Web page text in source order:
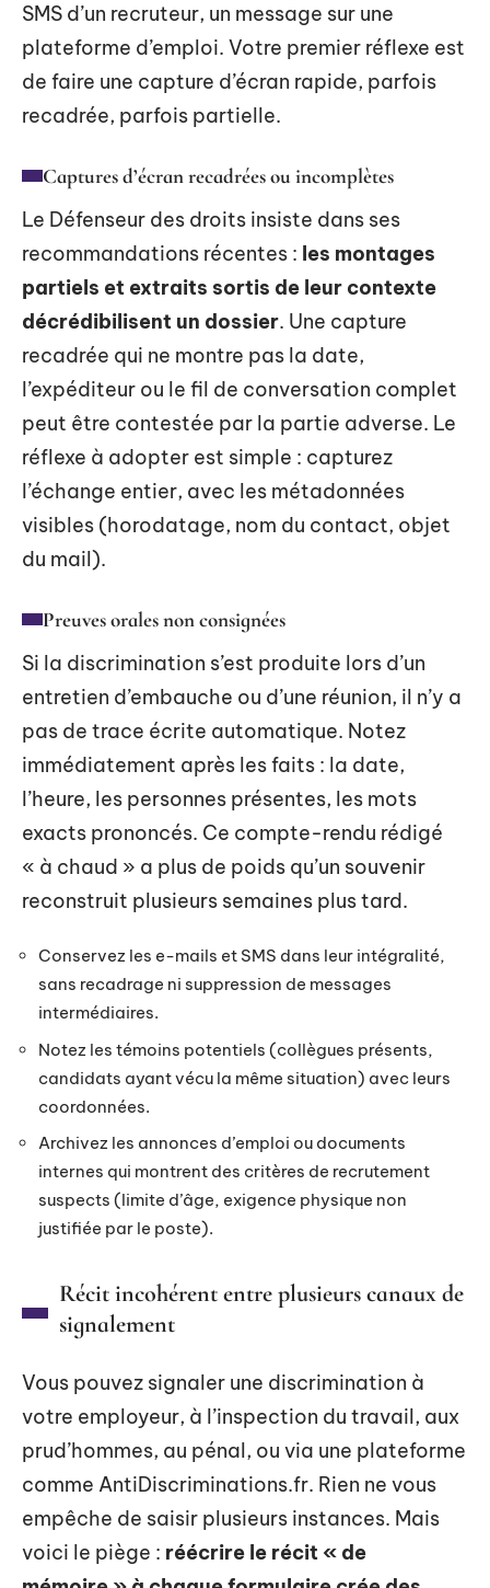
SMS d’un recruteur, un message sur une
plateforme d’emploi. Votre premier réflexe est
de faire une capture d’écran rapide, parfois
recadrée, parfois partielle.
Captures d’écran recadrées ou incomplètes
Le Défenseur des droits insiste dans ses
recommandations récentes : les montages
partiels et extraits sortis de leur contexte
décrédibilisent un dossier. Une capture
recadrée qui ne montre pas la date,
l’expéditeur ou le fil de conversation complet
peut être contestée par la partie adverse. Le
réflexe à adopter est simple : capturez
l’échange entier, avec les métadonnées
visibles (horodatage, nom du contact, objet
du mail).
Preuves orales non consignées
Si la discrimination s’est produite lors d’un
entretien d’embauche ou d’une réunion, il n’y a
pas de trace écrite automatique. Notez
immédiatement après les faits : la date,
l’heure, les personnes présentes, les mots
exacts prononcés. Ce compte-rendu rédigé
« à chaud » a plus de poids qu’un souvenir
reconstruit plusieurs semaines plus tard.
Conservez les e-mails et SMS dans leur intégralité,
sans recadrage ni suppression de messages
intermédiaires.
Notez les témoins potentiels (collègues présents,
candidats ayant vécu la même situation) avec leurs
coordonnées.
Archivez les annonces d’emploi ou documents
internes qui montrent des critères de recrutement
suspects (limite d’âge, exigence physique non
justifiée par le poste).
Récit incohérent entre plusieurs canaux de
signalement
Vous pouvez signaler une discrimination à
votre employeur, à l’inspection du travail, aux
prud’hommes, au pénal, ou via une plateforme
comme AntiDiscriminations.fr. Rien ne vous
empêche de saisir plusieurs instances. Mais
voici le piège : réécrire le récit « de